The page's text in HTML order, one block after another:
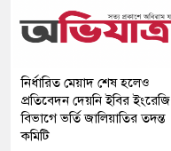
নির্ধারিত মেয়াদ শেষ হলেও
প্রতিবেদন দেয়নি ইবির ইংরেজি
বিভাগে ভর্তি জালিয়াতির তদন্ত
কমিটি